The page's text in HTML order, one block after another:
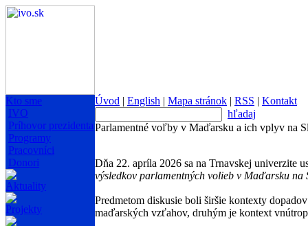
Kto sme
IVO
Príhovor prezidenta
Programy
Pracovníci
Donori
Aktuality
Projekty
Úvod | English | Mapa stránok | RSS | Kontakt
hľadaj
Parlamentné voľby v Maďarsku a ich vplyv na
Dňa 22. apríla 2026 sa na Trnavskej univerzite
výsledkov parlamentných volieb v Maďarsku na
Predmetom diskusie boli širšie kontexty
maďarských vzťahov, druhým je kontext